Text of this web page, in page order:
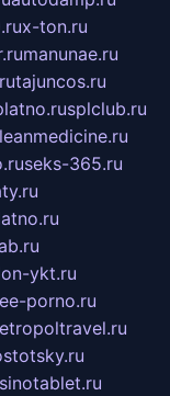
x-ton.ru
manunae.ru
tajuncos.ru
splclub.ru
seks-365.ru
ykt.ru
porno.ru